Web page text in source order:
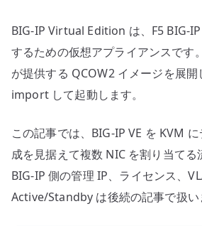
証
環
境
を
の
BIG-IP Virtual Edition は、F5 BIG-
するための仮想アプライアンスです
が提供する QCOW2 イメージを展
import して起動します。
この記事では、BIG-IP VE を KVM
成を見据えて複数 NIC を割り当てる
BIG-IP 側の管理 IP、ライセンス、
Active/Standby は後続の記事で扱い